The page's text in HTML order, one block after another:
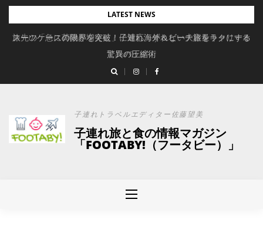
Skip
content
LATEST NEWS
旅先の「急に荷物が増えた」に対応。ずれない大容量キャリーオ
ンバッグ
スーツケースの限界を突破！子連れ海外＆ビーチ旅をラクにする
驚異の圧縮術
子連れトラベルエディター佐藤望美
子連れ旅と食の情報マガジン
「FOOTABY!（フータビー）」